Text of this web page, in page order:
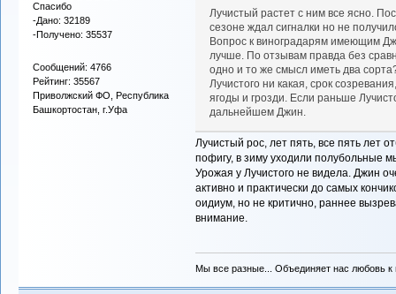
Спасибо
-Дано: 32189
-Получено: 35537
Сообщений: 4766
Рейтинг: 35567
Приволжский ФО, Республика
Башкортостан, г.Уфа
Лучистый растет с ним все ясно.
сезоне ждал сигналки но не
Вопрос к виноградарям имеющим
лучше. По отзывам правда без
одно и то же смысл иметь два
Лучистого ни какая, срок
ягоды и грозди. Если раньше
дальнейшем Джин.
Лучистый рос, лет пять, все пять лет
пофигу, в зиму уходили полубольные
Урожая у Лучистого не видела. Джин
активно и практически до самых
оидиум, но не критично, раннее
внимание.
Мы все разные... Объединяет нас любовь к